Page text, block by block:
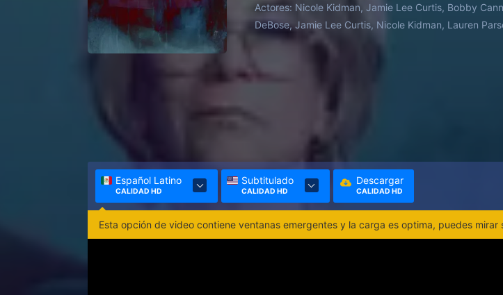
Actores: Nicole Kidman, Jamie Lee Curtis, Bobby
DeBose, Jamie Lee Curtis, Nicole Kidman, Lauren
Español Latino
CALIDAD HD
Subtitulado
CALIDAD HD
Descargar
CALIDAD HD
Esta opción de video contiene ventanas emergentes y la carga es optima, puedes mirar